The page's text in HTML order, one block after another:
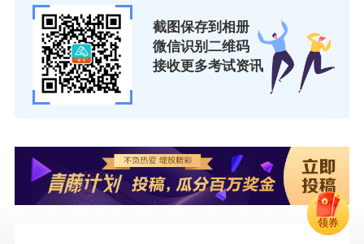
截图保存到相册
微信识别二维码
接收更多考试资讯
领券